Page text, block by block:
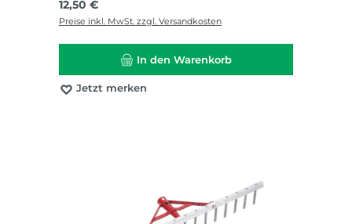
Regulärer Preis:
12,50 €
Preise inkl. MwSt. zzgl. Versandkosten
In den Warenkorb
Jetzt merken